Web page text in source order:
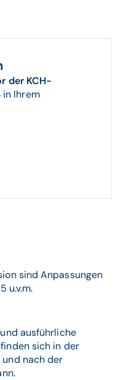
der KCH-
in Ihrem
sind Anpassungen
u.v.m.
ausführliche
sich in der
nach der